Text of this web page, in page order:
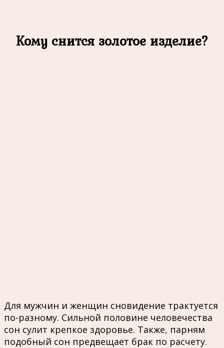
Кому снится золотое изделие?
Для мужчин и женщин сновидение трактуется
по-разному. Сильной половине человечества
сон сулит крепкое здоровье. Также, парням
подобный сон предвещает брак по расчету.